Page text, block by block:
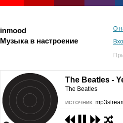
inmood
Музыка в настроение
О
The Beatles -
The Beatles
ИСТОЧНИК: